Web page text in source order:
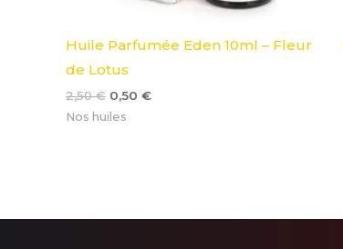
Huile Parfumée Eden 10ml – Fleur
de Lotus
2,50€ 0,50 €
Nos huiles